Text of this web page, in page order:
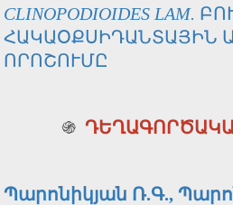
CLINOPODIOIDES LAM.
ՀԱԿԱՕՔՍԻԴԱՆՏԱՅԻՆ
ՈՐՈՇՈՒՄԸ
֍
Պարոնիկյան Ռ.Գ.,